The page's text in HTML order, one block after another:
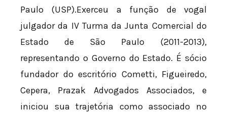
Paulo (USP).Exerceu a função de vogal
julgador da IV Turma da Junta Comercial do
Estado de São Paulo (2011-2013),
representando o Governo do Estado. É sócio
fundador do escritório Cometti, Figueiredo,
Cepera, Prazak Advogados Associados, e
iniciou sua trajetória como associado no